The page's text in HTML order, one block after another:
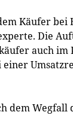
Käufer
Die
auch im
dem